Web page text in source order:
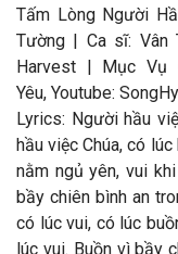
Tấm Lòng Người
Tường | Ca sĩ: Vân
Harvest | Mục Vụ
Yêu, Youtube:
Lyrics: Người hầu
hầu việc Chúa, có
nằm ngủ yên, vui
bầy chiên bình an
có lúc vui, có lúc
lúc vui. Buồn vì bầy